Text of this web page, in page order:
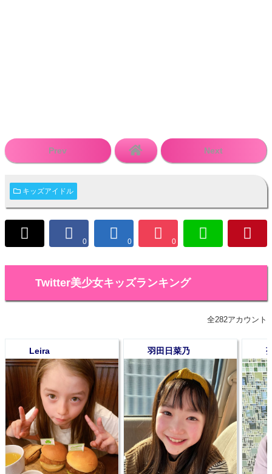
Prev Next
キッズアイドル
0 0 0
Twitter美少女キッズランキング
全282アカウント
Leira 羽田日菜乃